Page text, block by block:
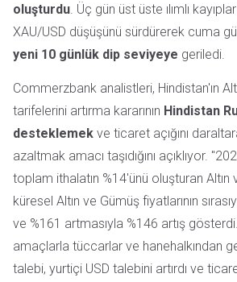
oluşturdu . Üç gün üst üste ılımlı
XAU/USD düşüşünü sürdürerek cuma
yeni 10 günlük dip seviyeye geriledi.
Commerzbank analistleri, Hindistan'ın
tarifelerini artırma kararının Hindistan
desteklemek ve ticaret açığını
azaltmak amacı taşıdığını açıklıyor.
toplam ithalatın %14'ünü oluşturan Altın
küresel Altın ve Gümüş fiyatlarının
ve %161 artmasıyla %146 artış
amaçlarla tüccarlar ve hanehalkından
talebi, yurtiçi USD talebini artırdı ve